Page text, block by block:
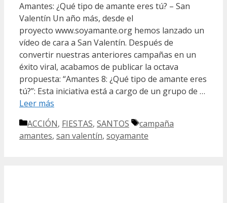
Amantes: ¿Qué tipo de amante eres tú? – San
Valentín Un año más, desde el
proyecto www.soyamante.org hemos lanzado un
vídeo de cara a San Valentín. Después de
convertir nuestras anteriores campañas en un
éxito viral, acabamos de publicar la octava
propuesta: “Amantes 8: ¿Qué tipo de amante eres
tú?”: Esta iniciativa está a cargo de un grupo de …
Leer más
Categorías
ACCIÓN, FIESTAS, SANTOS Etiquetas
campaña
amantes, san valentín, soyamante